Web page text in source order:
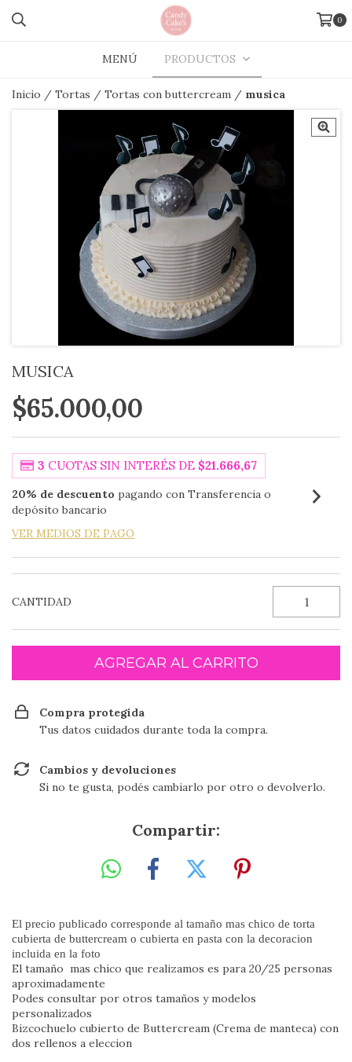
0
MENÚ PRODUCTOS
Inicio / Tortas / Tortas con buttercream / musica
MUSICA
$65.000,00
3 CUOTAS SIN INTERÉS DE $21.666,67
20% de descuento pagando con Transferencia o
depósito bancario
VER MEDIOS DE PAGO
CANTIDAD
Compra protegida
Tus datos cuidados durante toda la compra.
Cambios y devoluciones
Si no te gusta, podés cambiarlo por otro o devolverlo.
Compartir:
El precio publicado corresponde al tamaño mas chico de torta
cubierta de buttercream o cubierta en pasta con la decoracion
incluida en la foto
El tamaño mas chico que realizamos es para 20/25 personas
aproximadamente
Podes consultar por otros tamaños y modelos
personalizados
Bizcochuelo cubierto de Buttercream (Crema de manteca) con
dos rellenos a eleccion